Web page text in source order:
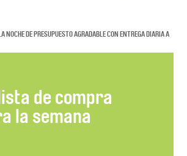
NOCHE DE PRESUPUESTO AGRADABLE CON ENTREGA DIARIA A
de compra
la semana